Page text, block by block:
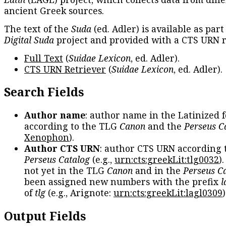
ancient Greek sources.
The text of the Suda (ed. Adler) is available as
Digital Suda project and provided with a CTS URN
Full Text (Suidae Lexicon, ed. Adler).
CTS URN Retriever (Suidae Lexicon, ed. Adler).
Search Fields
Author name: author name in the Latinized
according to the TLG Canon and thePerseus
Xenophon).
Author CTS URN: author CTS URN according
Perseus Catalog(e.g., urn:cts:greekLit:tlg0032
not yet in the TLG Canon and in thePerseus
been assigned new numbers with the prefix
oftlg(e.g., Arignote: urn:cts:greekLit:lagl0309
Output Fields